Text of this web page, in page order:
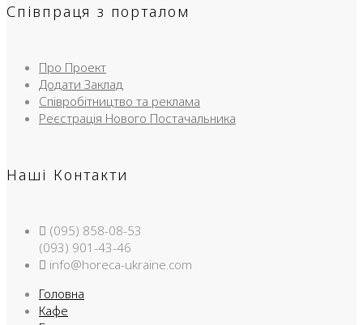
Співпраця з порталом
Про Проект
Додати Заклад
Співробітництво та реклама
Реєстрація Нового Постачальника
Наші Контакти
(095) 858-08-53
(093) 901-43-46
info@horeca-ukraine.com
Головна
Кафе